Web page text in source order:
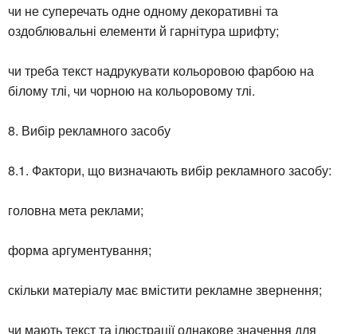
чи не суперечать одне одному декоративні та
оздоблювальні елементи й гарнітура шрифту;
чи треба текст надрукувати кольоровою фарбою на
білому тлі, чи чорною на кольоровому тлі.
8. Вибір рекламного засобу
8.1. Фактори, що визначають вибір рекламного засобу:
головна мета реклами;
форма аргументування;
скільки матеріалу має вмістити рекламне звернення;
чи мають текст та ілюстрації однакове значення для